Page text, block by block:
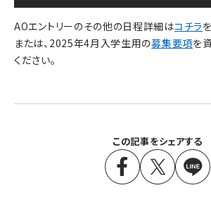
この記事をシェアする
AOエントリーのその他の日程詳細はコチラ
または、2025年4月入学生用の募集要項を
ください。